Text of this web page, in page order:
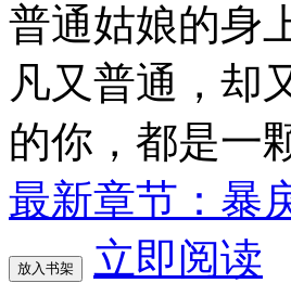
普通姑娘的身
凡又普通，却
的你，都是一
最新章节：暴
放入书架
立即阅读